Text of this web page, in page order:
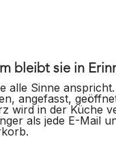
bleibt sie in
alle Sinne
angefasst,
wird in der Küche
als jede E-Mail